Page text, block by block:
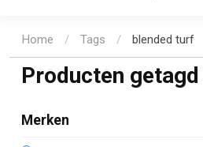
Home / Tags / blended turf
Producten
Merken